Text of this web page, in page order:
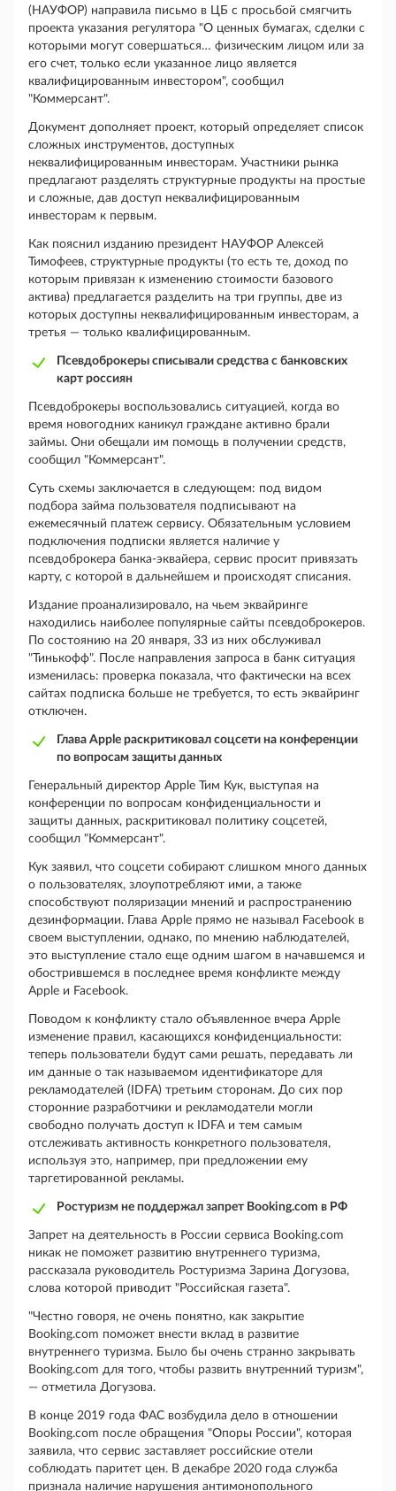
(НАУФОР) направила письмо в ЦБ с просьбой смягчить
проекта указания регулятора "О ценных бумагах, сделки с
которыми могут совершаться… физическим лицом или за
его счет, только если указанное лицо является
квалифицированным инвестором", сообщил
"Коммерсант".
Документ дополняет проект, который определяет список
сложных инструментов, доступных
неквалифицированным инвесторам. Участники рынка
предлагают разделять структурные продукты на простые
и сложные, дав доступ неквалифицированным
инвесторам к первым.
Как пояснил изданию президент НАУФОР Алексей
Тимофеев, структурные продукты (то есть те, доход по
которым привязан к изменению стоимости базового
актива) предлагается разделить на три группы, две из
которых доступны неквалифицированным инвесторам, а
третья — только квалифицированным.
Псевдоброкеры списывали средства с банковских
карт россиян
Псевдоброкеры воспользовались ситуацией, когда во
время новогодних каникул граждане активно брали
займы. Они обещали им помощь в получении средств,
сообщил "Коммерсант".
Суть схемы заключается в следующем: под видом
подбора займа пользователя подписывают на
ежемесячный платеж сервису. Обязательным условием
подключения подписки является наличие у
псевдоброкера банка-эквайера, сервис просит привязать
карту, с которой в дальнейшем и происходят списания.
Издание проанализировало, на чьем эквайринге
находились наиболее популярные сайты псевдоброкеров.
По состоянию на 20 января, 33 из них обслуживал
"Тинькофф". После направления запроса в банк ситуация
изменилась: проверка показала, что фактически на всех
сайтах подписка больше не требуется, то есть эквайринг
отключен.
Глава Apple раскритиковал соцсети на конференции
по вопросам защиты данных
Генеральный директор Apple Тим Кук, выступая на
конференции по вопросам конфиденциальности и
защиты данных, раскритиковал политику соцсетей,
сообщил "Коммерсант".
Кук заявил, что соцсети собирают слишком много данных
о пользователях, злоупотребляют ими, а также
способствуют поляризации мнений и распространению
дезинформации. Глава Apple прямо не называл Facebook в
своем выступлении, однако, по мнению наблюдателей,
это выступление стало еще одним шагом в начавшемся и
обострившемся в последнее время конфликте между
Apple и Facebook.
Поводом к конфликту стало объявленное вчера Apple
изменение правил, касающихся конфиденциальности:
теперь пользователи будут сами решать, передавать ли
им данные о так называемом идентификаторе для
рекламодателей (IDFA) третьим сторонам. До сих пор
сторонние разработчики и рекламодатели могли
свободно получать доступ к IDFA и тем самым
отслеживать активность конкретного пользователя,
используя это, например, при предложении ему
таргетированной рекламы.
Ростуризм не поддержал запрет Booking.com в РФ
Запрет на деятельность в России сервиса Booking.com
никак не поможет развитию внутреннего туризма,
рассказала руководитель Ростуризма Зарина Догузова,
слова которой приводит "Российская газета".
"Честно говоря, не очень понятно, как закрытие
Booking.com поможет внести вклад в развитие
внутреннего туризма. Было бы очень странно закрывать
Booking.com для того, чтобы развить внутренний туризм",
— отметила Догузова.
В конце 2019 года ФАС возбудила дело в отношении
Booking.com после обращения "Опоры России", которая
заявила, что сервис заставляет российские отели
соблюдать паритет цен. В декабре 2020 года служба
признала наличие нарушения антимонопольного